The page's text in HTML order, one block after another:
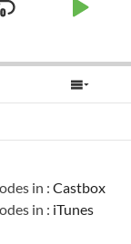
SKIP
SHOW
in : Castbox
in : iTunes